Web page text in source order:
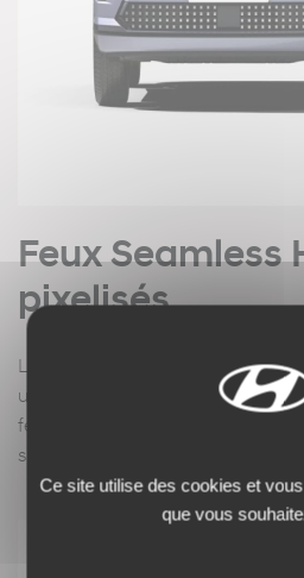
Feux Seamless
pixelisés.
La face avant pure et distinctive
une élégante ligne de feux
feux s’étirent sur toute la
sur la route une présence des
Ce site utilise des cookies et
que vous